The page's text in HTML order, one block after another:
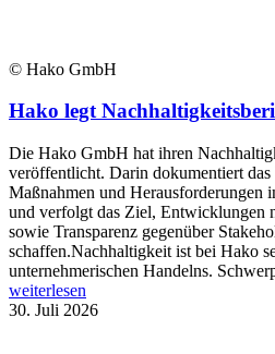
© Hako GmbH
Hako legt
Die Hako GmbH hat ihren
veröffentlicht. Darin dokumentiert
Maßnahmen und Herausforderungen
und verfolgt das Ziel, Entwicklungen
sowie Transparenz gegenüber
schaffen.Nachhaltigkeit ist bei Hako
unternehmerischen Handelns.
weiterlesen
30. Juli 2026